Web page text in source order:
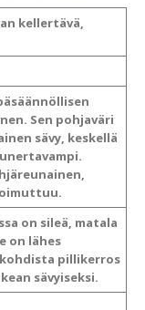
kellertävä,
Sen pohjaväri
sävy, keskellä
on sileä, matala
on lähes
pillikerros
sävyiseksi.